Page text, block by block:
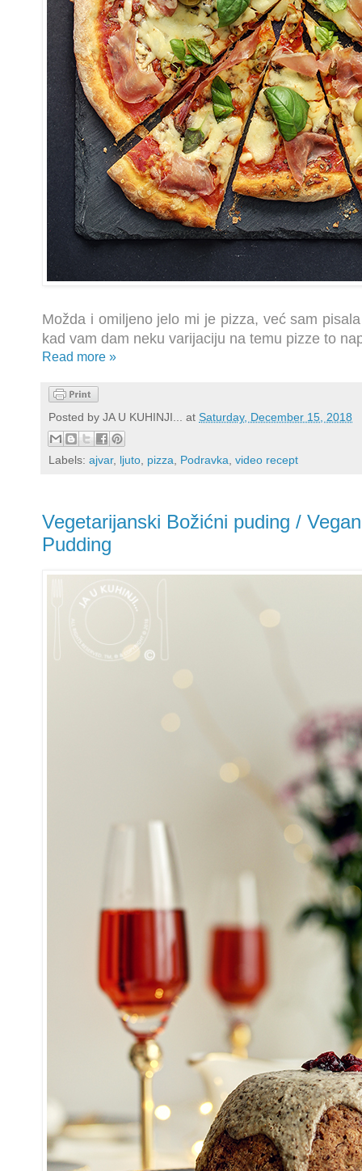
Možda i omiljeno jelo mi je pizza, već sam
kad vam dam neku varijaciju na temu pizze to
Read more »
Posted by JA U KUHINJI... at Saturday, December 15, 2018
Labels: ajvar, ljuto, pizza, Podravka, video recept
Vegetarijanski Božićni puding /
Pudding